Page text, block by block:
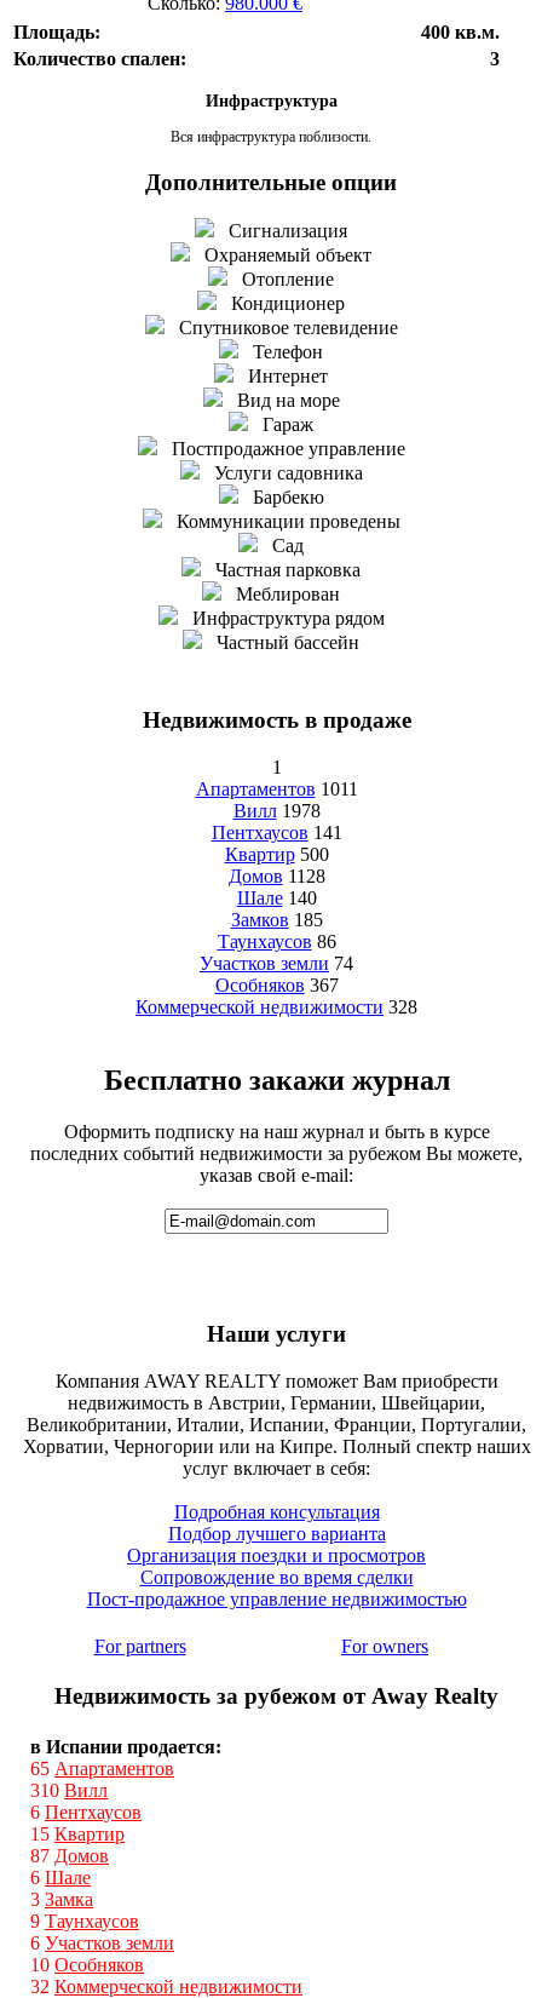
Площадь:
400 кв.м.
Количество спален:
3
Инфраструктура
Вся инфраструктура поблизости.
Дополнительные опции
Сигнализация
Охраняемый объект
Отопление
Кондиционер
Спутниковое телевидение
Телефон
Интернет
Вид на море
Гараж
Постпродажное управление
Услуги садовника
Барбекю
Коммуникации проведены
Сад
Частная парковка
Меблирован
Инфраструктура рядом
Частный бассейн
Недвижимость в продаже
1
Апартаментов 1011
Вилл 1978
Пентхаусов 141
Квартир 500
Домов 1128
Шале 140
Замков 185
Таунхаусов 86
Участков земли 74
Особняков 367
Коммерческой недвижимости 328
Бесплатно закажи журнал
Оформить подписку на наш журнал и быть в курсе
последних событий недвижимости за рубежом Вы можете,
указав свой e-mail:
Наши услуги
Компания AWAY REALTY поможет Вам приобрести
недвижимость в Австрии, Германии, Швейцарии,
Великобритании, Италии, Испании, Франции, Португалии,
Хорватии, Черногории или на Кипре. Полный спектр наших
услуг включает в себя:
Подробная консультация
Подбор лучшего варианта
Организация поездки и просмотров
Сопровождение во время сделки
Пост-продажное управление недвижимостью
For partners For owners
Недвижимость за рубежом от Away Realty
в Испании продается:
65 Апартаментов
310 Вилл
6 Пентхаусов
15 Квартир
87 Домов
6 Шале
3 Замка
9 Таунхаусов
6 Участков земли
10 Особняков
32 Коммерческой недвижимости